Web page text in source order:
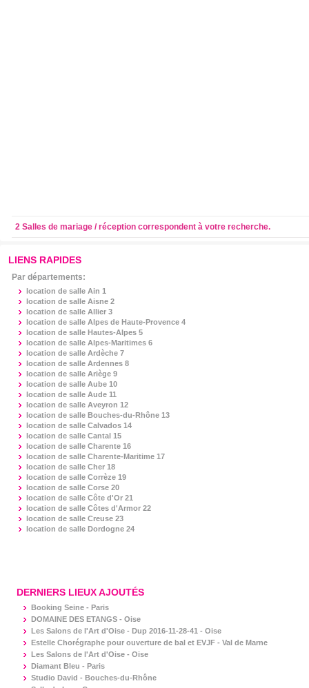
2 Salles de mariage / réception correspondent à votre recherche.
LIENS RAPIDES
Par départements:
location de salle Ain 1
location de salle Aisne 2
location de salle Allier 3
location de salle Alpes de Haute-Provence 4
location de salle Hautes-Alpes 5
location de salle Alpes-Maritimes 6
location de salle Ardèche 7
location de salle Ardennes 8
location de salle Ariège 9
location de salle Aube 10
location de salle Aude 11
location de salle Aveyron 12
location de salle Bouches-du-Rhône 13
location de salle Calvados 14
location de salle Cantal 15
location de salle Charente 16
location de salle Charente-Maritime 17
location de salle Cher 18
location de salle Corrèze 19
location de salle Corse 20
location de salle Côte d'Or 21
location de salle Côtes d'Armor 22
location de salle Creuse 23
location de salle Dordogne 24
DERNIERS LIEUX AJOUTÉS
Booking Seine - Paris
DOMAINE DES ETANGS - Oise
Les Salons de l'Art d'Oise - Dup 2016-11-28-41 - Oise
Estelle Chorégraphe pour ouverture de bal et EVJF - Val de Marne
Les Salons de l'Art d'Oise - Oise
Diamant Bleu - Paris
Studio David - Bouches-du-Rhône